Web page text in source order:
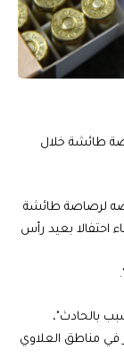
طائشة خلال
لرصاصة طائشة
احتفالا بعيد رأس
بالحادث"،
في مناطق العلاوي